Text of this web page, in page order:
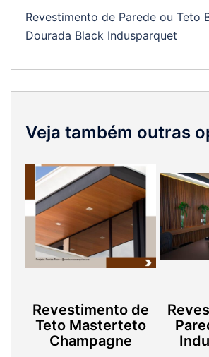
Revestimento de Parede ou Teto
Dourada Black Indusparquet
Veja também outras
Revestimento de
Teto Masterteto
Champagne